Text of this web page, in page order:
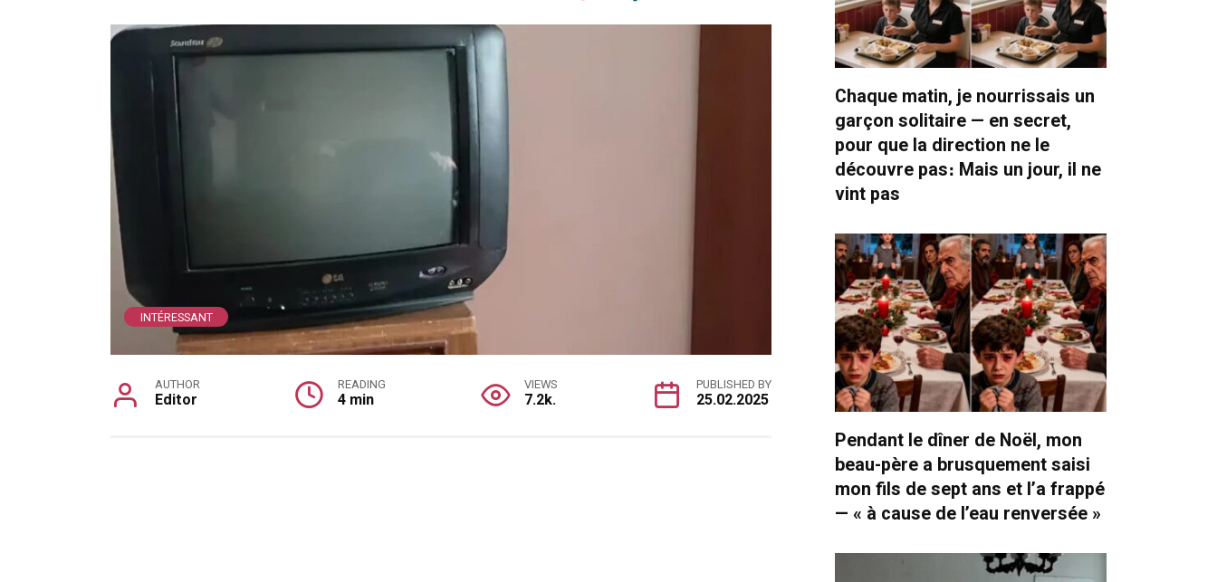
INTÉRESSANT
AUTHOR
Editor
READING
4 min
VIEWS
7.2k.
PUBLISHED BY
25.02.2025
Chaque matin, je nourrissais un
garçon solitaire — en secret,
pour que la direction ne le
découvre pas։ Mais un jour, il ne
vint pas
Pendant le dîner de Noël, mon
beau-père a brusquement saisi
mon fils de sept ans et l’a frappé
— « à cause de l’eau renversée »